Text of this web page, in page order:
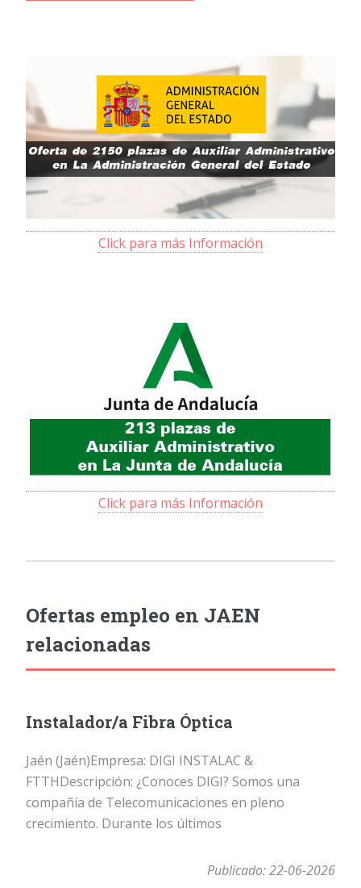
Click para más Información
Click para más Información
Ofertas empleo en JAEN
relacionadas
Instalador/a Fibra Óptica
Jaén (Jaén)Empresa: DIGI INSTALAC &
FTTHDescripción: ¿Conoces DIGI? Somos una
compañía de Telecomunicaciones en pleno
crecimiento. Durante los últimos
Publicado: 22-06-2026